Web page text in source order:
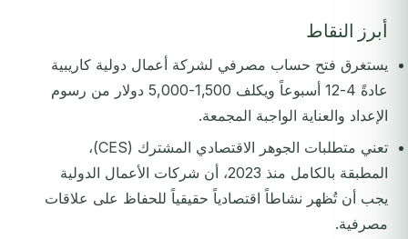
أبرز النقاط
يستغرق فتح حساب مصرفي لشركة أعمال دولية كاريبية
عادةً 4-12 أسبوعاً ويكلف 1,500-5,000 دولار من رسوم
الإعداد والعناية الواجبة المجمعة.
تعني متطلبات الجوهر الاقتصادي المشترك (CES)،
المطبقة بالكامل منذ 2023، أن شركات الأعمال الدولية
يجب أن تُظهر نشاطاً اقتصادياً حقيقياً للحفاظ على علاقات
مصرفية.